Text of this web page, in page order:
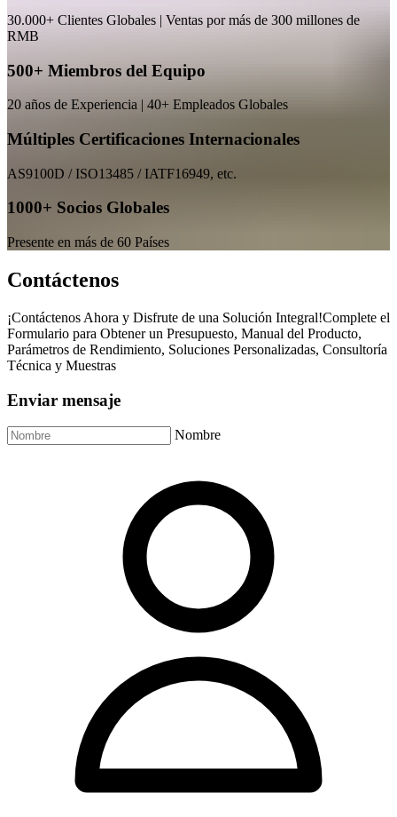
30.000+ Clientes Globales | Ventas por más de 300 millones de
RMB
500+ Miembros del Equipo
20 años de Experiencia | 40+ Empleados Globales
Múltiples Certificaciones Internacionales
AS9100D / ISO13485 / IATF16949, etc.
1000+ Socios Globales
Presente en más de 60 Países
Contáctenos
¡Contáctenos Ahora y Disfrute de una Solución Integral!Complete el
Formulario para Obtener un Presupuesto, Manual del Producto,
Parámetros de Rendimiento, Soluciones Personalizadas, Consultoría
Técnica y Muestras
Enviar mensaje
Nombre